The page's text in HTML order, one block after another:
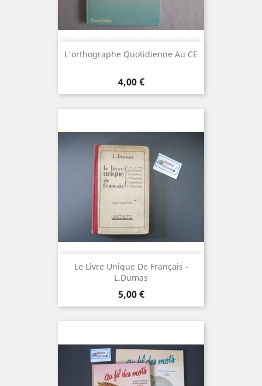
L'orthographe Quotidienne Au CE
Prix
4,00 €
Le Livre Unique De Français -
L.Dumas
Prix
5,00 €